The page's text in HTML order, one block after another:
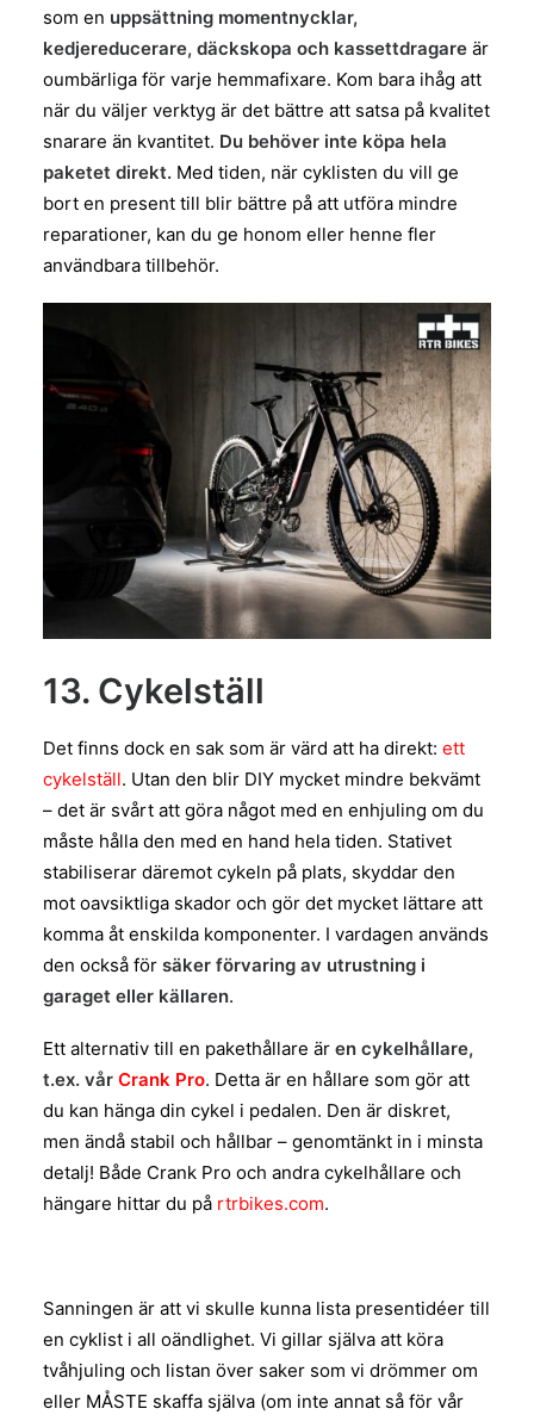
som en uppsättning momentnycklar,
kedjereducerare, däckskopa och kassettdragare är
oumbärliga för varje hemmafixare. Kom bara ihåg att
när du väljer verktyg är det bättre att satsa på kvalitet
snarare än kvantitet. Du behöver inte köpa hela
paketet direkt. Med tiden, när cyklisten du vill ge
bort en present till blir bättre på att utföra mindre
reparationer, kan du ge honom eller henne fler
användbara tillbehör.
13. Cykelställ
Det finns dock en sak som är värd att ha direkt: ett
cykelställ. Utan den blir DIY mycket mindre bekvämt
– det är svårt att göra något med en enhjuling om du
måste hålla den med en hand hela tiden. Stativet
stabiliserar däremot cykeln på plats, skyddar den
mot oavsiktliga skador och gör det mycket lättare att
komma åt enskilda komponenter. I vardagen används
den också för säker förvaring av utrustning i
garaget eller källaren.
Ett alternativ till en pakethållare är en cykelhållare,
t.ex. vår Crank Pro. Detta är en hållare som gör att
du kan hänga din cykel i pedalen. Den är diskret,
men ändå stabil och hållbar – genomtänkt in i minsta
detalj! Både Crank Pro och andra cykelhållare och
hängare hittar du på rtrbikes.com.
Sanningen är att vi skulle kunna lista presentidéer till
en cyklist i all oändlighet. Vi gillar själva att köra
tvåhjuling och listan över saker som vi drömmer om
eller MÅSTE skaffa själva (om inte annat så för vår